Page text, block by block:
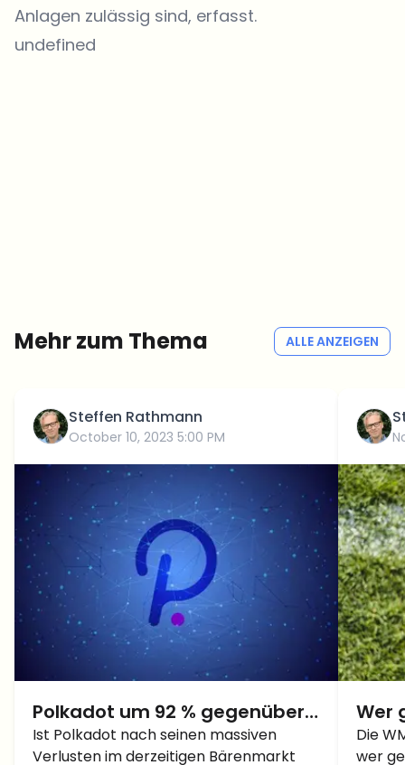
Anlagen zulässig sind, erfasst.
undefined
Mehr zum Thema ALLE ANZEIGEN
Steffen Rathmann
October 10, 2023 5:00 PM
Polkadot um 92 % gegenüber
dem Allzeithoch gefallen: Eine
Ist Polkadot nach seinen massiven
Verlusten im derzeitigen Bärenmarkt
Wer
– In
Die
wer